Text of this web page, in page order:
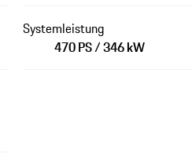
Systemleistung
470 PS / 346 kW